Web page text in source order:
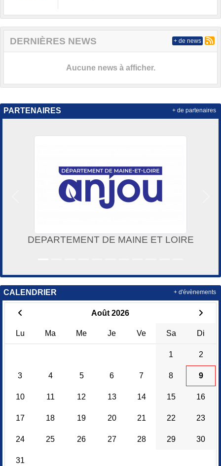
DERNIÈRES NEWS
Aucune news à afficher.
+ de news
PARTENAIRES
DEPARTEMENT DE MAINE ET LOIRE
+ de partenaires
CALENDRIER
Août 2026
Lu Ma Me Je Ve Sa Di
1 2
3 4 5 6 7 8 9
10 11 12 13 14 15 16
17 18 19 20 21 22 23
24 25 26 27 28 29 30
31
+ d'évènements